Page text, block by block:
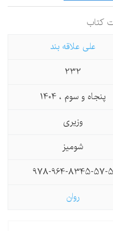
علی علاقه بند
232
پنجاه و سوم ، 1404
وزیری
شومیز
978-964-8345-
روان